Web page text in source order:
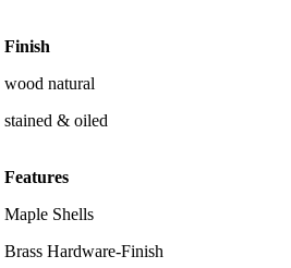
Finish
wood natural
stained & oiled
Features
Maple Shells
Brass Hardware-Finish